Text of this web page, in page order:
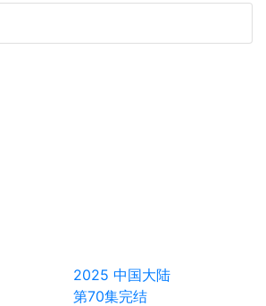
2025 中国大陆
第70集完结